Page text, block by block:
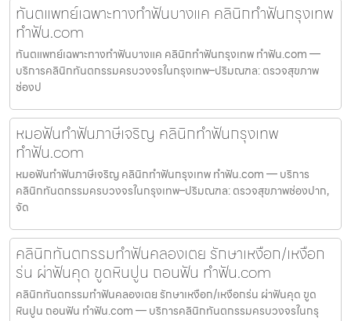
ทันตแพทย์เฉพาะทางทำฟันบางแค คลินิกทำฟันกรุงเทพ
ทำฟัน.com
ทันตแพทย์เฉพาะทางทำฟันบางแค คลินิกทำฟันกรุงเทพ ทำฟัน.com —
บริการคลินิกทันตกรรมครบวงจรในกรุงเทพ–ปริมณฑล: ตรวจสุขภาพ
ช่องป
หมอฟันทำฟันภาษีเจริญ คลินิกทำฟันกรุงเทพ
ทำฟัน.com
หมอฟันทำฟันภาษีเจริญ คลินิกทำฟันกรุงเทพ ทำฟัน.com — บริการ
คลินิกทันตกรรมครบวงจรในกรุงเทพ–ปริมณฑล: ตรวจสุขภาพช่องปาก,
จัด
คลินิกทันตกรรมทำฟันคลองเตย รักษาเหงือก/เหงือก
ร่น ผ่าฟันคุด ขูดหินปูน ถอนฟัน ทำฟัน.com
คลินิกทันตกรรมทำฟันคลองเตย รักษาเหงือก/เหงือกร่น ผ่าฟันคุด ขูด
หินปูน ถอนฟัน ทำฟัน.com — บริการคลินิกทันตกรรมครบวงจรในกรุ